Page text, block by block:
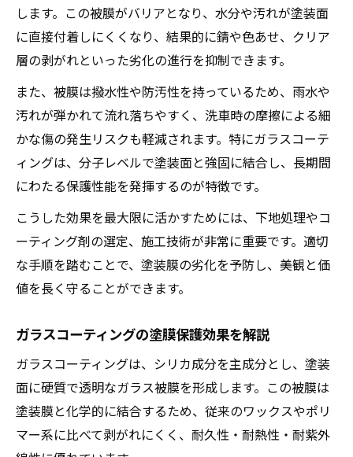
します。この被膜がバリアとなり、水分や汚れが塗装面
に直接付着しにくくなり、結果的に錆や色あせ、クリア
層の剥がれといった劣化の進行を抑制できます。
また、被膜は撥水性や防汚性を持っているため、雨水や
汚れが弾かれて流れ落ちやすく、洗車時の摩擦による細
かな傷の発生リスクも軽減されます。特にガラスコーテ
ィングは、分子レベルで塗装面と強固に結合し、長期間
にわたる保護性能を発揮するのが特徴です。
こうした効果を最大限に活かすためには、下地処理やコ
ーティング剤の選定、施工技術が非常に重要です。適切
な手順を踏むことで、塗装膜の劣化を予防し、美観と価
値を長く守ることができます。
ガラスコーティングの塗膜保護効果を解説
ガラスコーティングは、シリカ成分を主成分とし、塗装
面に硬質で透明なガラス被膜を形成します。この被膜は
塗装膜と化学的に結合するため、従来のワックスやポリ
マー系に比べて剥がれにくく、耐久性・耐熱性・耐紫外